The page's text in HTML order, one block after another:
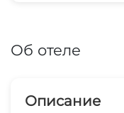
Об отеле
Описание